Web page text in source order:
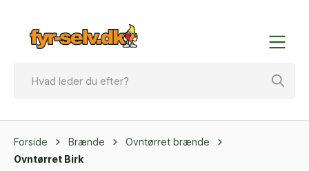
Forside Brænde
Ovntørret brænde
Ovntørret Birk